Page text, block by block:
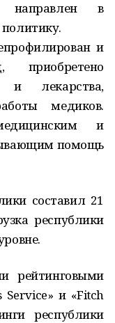
направлен в
и
и лекарства,
медиков.
и
помощь
составил 21
республики
рейтинговыми
Service» и «Fitch
республики